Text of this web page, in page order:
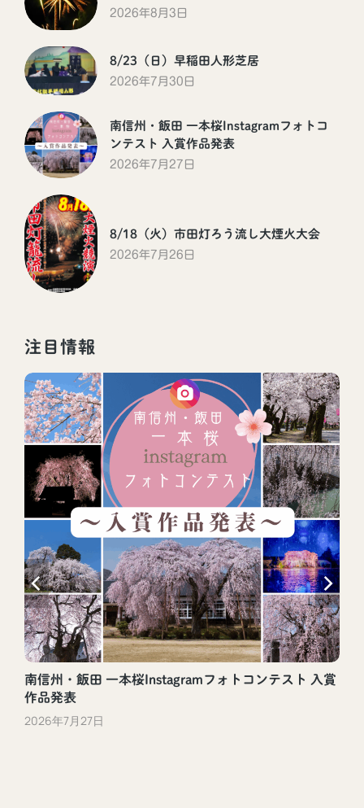
2026年8月3日
8/23（日）早稲田人形芝居
2026年7月30日
南信州・飯田 一本桜Instagramフォトコ
ンテスト 入賞作品発表
2026年7月27日
8/18（火）市田灯ろう流し大煙火大会
2026年7月26日
注目情報
南信州・飯田 一本桜Instagramフォトコンテスト 入賞
作品発表
2026年7月27日